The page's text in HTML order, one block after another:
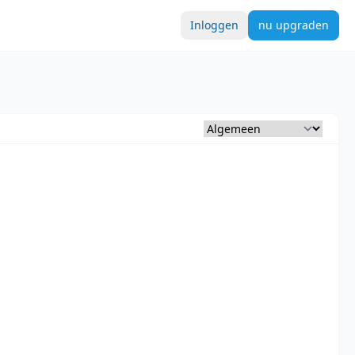
Inloggen nu upgraden